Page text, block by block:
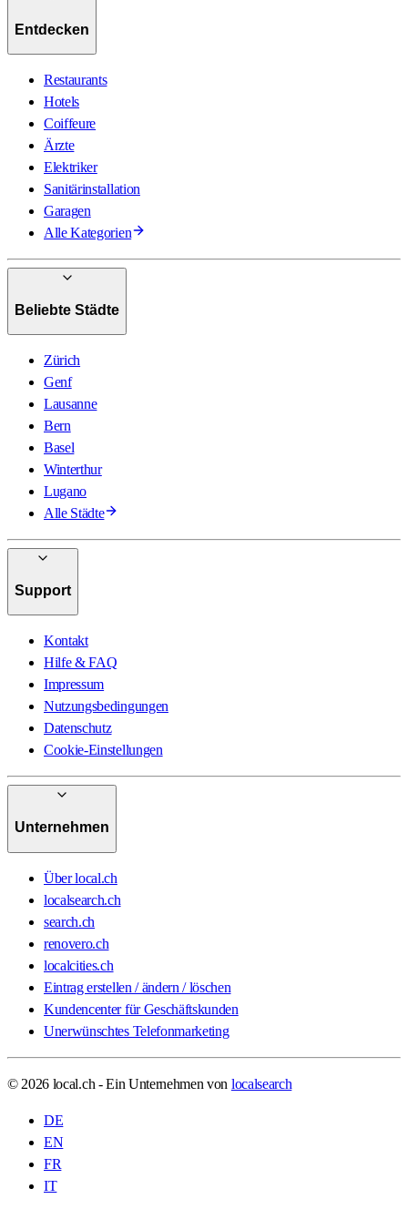
Entdecken
Restaurants
Hotels
Coiffeure
Ärzte
Elektriker
Sanitärinstallation
Garagen
Alle Kategorien
Beliebte Städte
Zürich
Genf
Lausanne
Bern
Basel
Winterthur
Lugano
Alle Städte
Support
Kontakt
Hilfe & FAQ
Impressum
Nutzungsbedingungen
Datenschutz
Cookie-Einstellungen
Unternehmen
Über local.ch
localsearch.ch
search.ch
renovero.ch
localcities.ch
Eintrag erstellen / ändern / löschen
Kundencenter für Geschäftskunden
Unerwünschtes Telefonmarketing
© 2026 local.ch - Ein Unternehmen von localsearch
DE
EN
FR
IT